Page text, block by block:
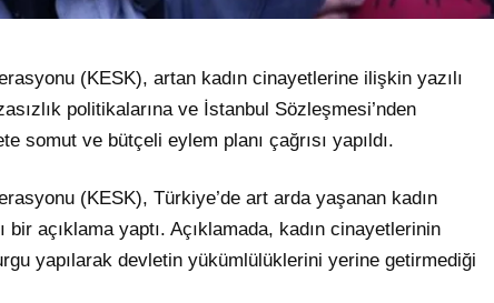
(KESK), artan kadın cinayetlerine ilişkin yazılı
politikalarına ve İstanbul Sözleşmesi’nden
somut ve bütçeli eylem planı çağrısı yapıldı.
(KESK), Türkiye’de art arda yaşanan kadın
açıklama yaptı. Açıklamada, kadın cinayetlerinin
yapılarak devletin yükümlülüklerini yerine getirmediği